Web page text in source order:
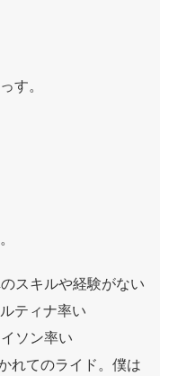
す。
スキルや経験がない
ティナ率い
ソン率い
れてのライド。僕は